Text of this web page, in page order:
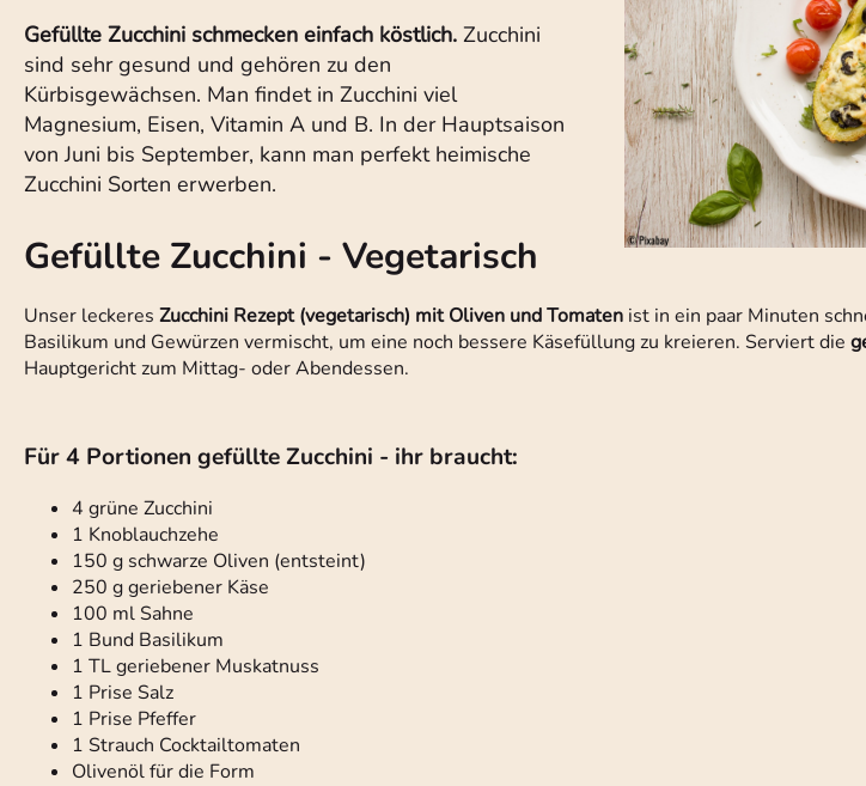
Gefüllte Zucchini schmecken einfach köstlich. Zucchini
sind sehr gesund und gehören zu den
Kürbisgewächsen. Man findet in Zucchini viel
Magnesium, Eisen, Vitamin A und B. In der Hauptsaison
von Juni bis September, kann man perfekt heimische
Zucchini Sorten erwerben.
Gefüllte Zucchini - Vegetarisch
Unser leckeres Zucchini Rezept (vegetarisch) mit Oliven und Tomaten ist in ein paar Minuten
Basilikum und Gewürzen vermischt, um eine noch bessere Käsefüllung zu kreieren. Serviert die
Hauptgericht zum Mittag- oder Abendessen.
Für 4 Portionen gefüllte Zucchini - ihr braucht:
4 grüne Zucchini
1 Knoblauchzehe
150 g schwarze Oliven (entsteint)
250 g geriebener Käse
100 ml Sahne
1 Bund Basilikum
1 TL geriebener Muskatnuss
1 Prise Salz
1 Prise Pfeffer
1 Strauch Cocktailtomaten
Olivenöl für die Form